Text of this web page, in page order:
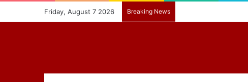
Friday, August 7 2026 Breaking News